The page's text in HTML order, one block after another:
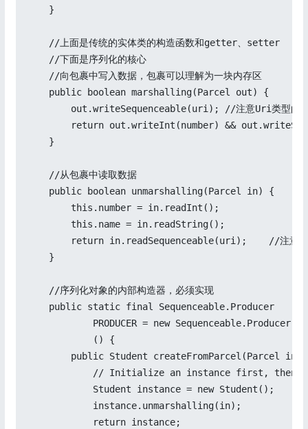
    }
    //上面是传统的实体类的构造函数和getter、setter
    //下面是序列化的核心
    //向包裹中写入数据，包裹可以理解为一块内存区
    public boolean marshalling(Parcel out) {
out.writeSequenceable(uri); //注意Uri类型的写
return out.writeInt(number) &&
    }
    //从包裹中读取数据
    public boolean unmarshalling(Parcel in) {
        this.number = in.readInt();
        this.name = in.readString();
return in.readSequenceable(uri);    //注意
    }
    //序列化对象的内部构造器，必须实现
    public static final Sequenceable.Producer
            PRODUCER = new Sequenceable.Producer
            () {
public Student createFromParcel(Parcel in) {
// Initialize an instance first, then
            Student instance = new Student();
            instance.unmarshalling(in);
            return instance;